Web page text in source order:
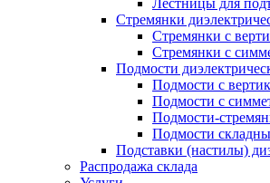
Лестницы для
Стремянки
Стремянки с
Стремянки с
Подмости
Подмости с
Подмости с
Подмости-
Подмости
Подставки (настилы)
Распродажа склада